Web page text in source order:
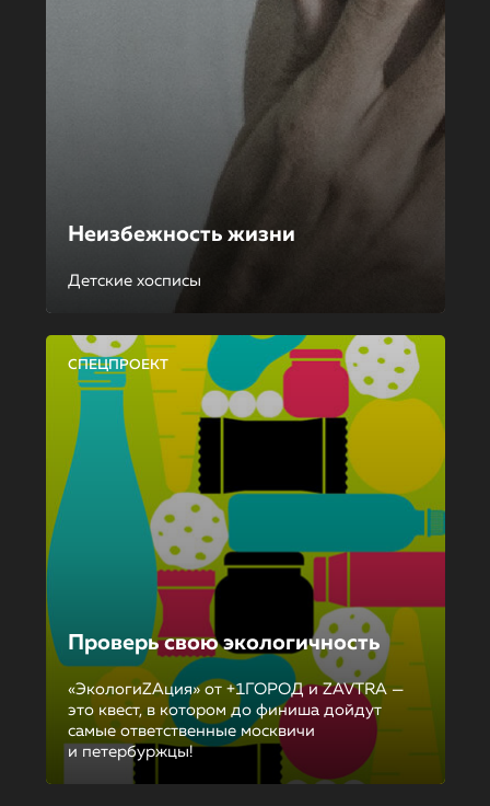
Неизбежность жизни
Детские хосписы
СПЕЦПРОЕКТ
Проверь свою экологичность
«ЭкологиZAция» от +1ГОРОД и ZAVTRA —
это квест, в котором до финиша дойдут
самые ответственные москвичи
и петербуржцы!